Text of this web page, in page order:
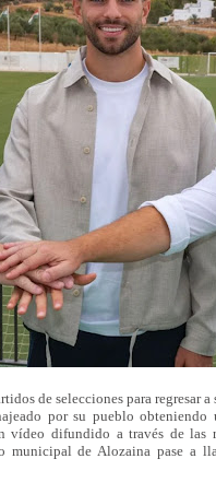
de selecciones para regresar
por su pueblo
vídeo difundido a través de las
municipal de Alozaina pase a